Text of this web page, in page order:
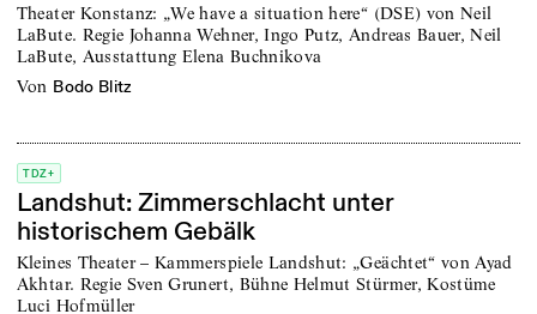
Theater Konstanz: „We have a situation here“ (DSE) von Neil
LaBute. Regie Johanna Wehner, Ingo Putz, Andreas Bauer, Neil
LaBute, Ausstattung Elena Buchnikova
von Bodo Blitz
TDZ+
Landshut: Zimmerschlacht unter
historischem Gebälk
Kleines Theater – Kammerspiele Landshut: „Geächtet“ von Ayad
Akhtar. Regie Sven Grunert, Bühne Helmut Stürmer, Kostüme
Luci Hofmüller